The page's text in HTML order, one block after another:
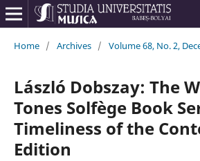
Home / Archives / Volume 68, No. 2,
László Dobszay: The
Tones Solfège Book
Timeliness of the
Edition